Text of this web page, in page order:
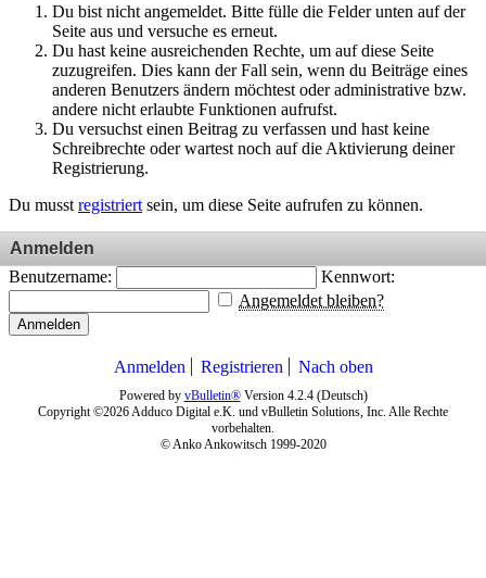
Du bist nicht angemeldet. Bitte fülle die Felder unten auf der
Seite aus und versuche es erneut.
Du hast keine ausreichenden Rechte, um auf diese Seite
zuzugreifen. Dies kann der Fall sein, wenn du Beiträge eines
anderen Benutzers ändern möchtest oder administrative bzw.
andere nicht erlaubte Funktionen aufrufst.
Du versuchst einen Beitrag zu verfassen und hast keine
Schreibrechte oder wartest noch auf die Aktivierung deiner
Registrierung.
Du musst registriert sein, um diese Seite aufrufen zu können.
Anmelden
Benutzername:
Kennwort:
Angemeldet bleiben?
Anmelden
Anmelden Registrieren Nach oben
Powered by vBulletin®Version 4.2.4 (Deutsch)
Copyright ©2026 Adduco Digital e.K. und vBulletin Solutions, Inc. Alle Rechte
vorbehalten.
© Anko Ankowitsch 1999-2020